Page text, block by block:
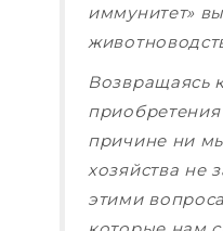
иммунитет»
Возвращаясь
причине ни
хозяйства не
этими